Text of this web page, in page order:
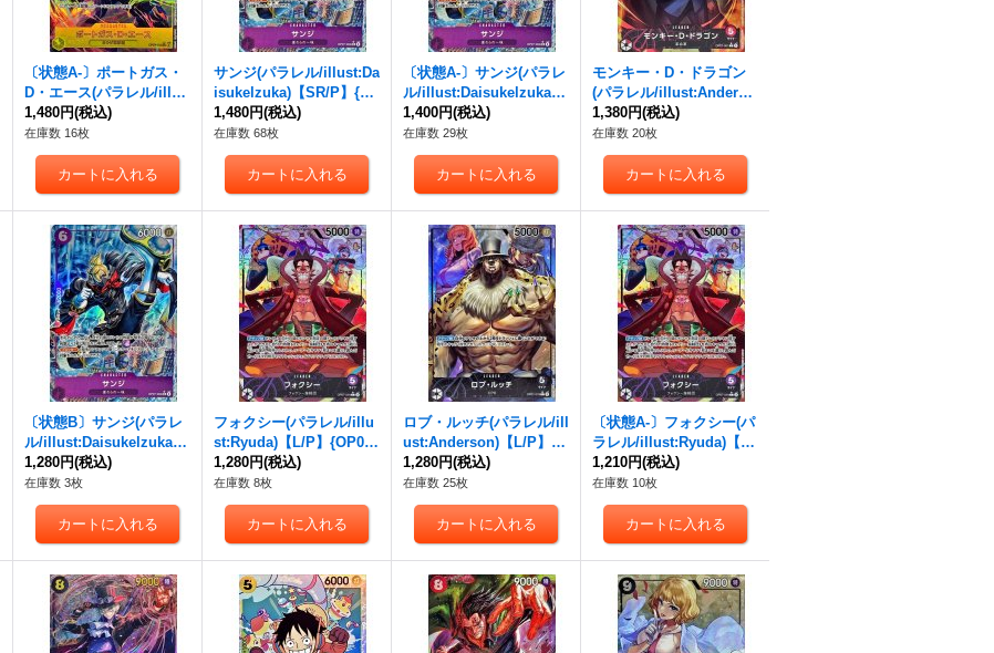
〔状態A-〕ポートガス・
D・エース(パラレル/illus
t:BISAI)【SEC/P】{OP0
7-119}
1,480円(税込)
在庫数 16枚
サンジ(パラレル/illust:Da
isukelzuka)【SR/P】{O
P07-064}
1,480円(税込)
在庫数 68枚
〔状態A-〕サンジ(パラレ
ル/illust:Daisukelzuka)
【SR/P】{OP07-064}
1,400円(税込)
在庫数 29枚
モンキー・D・ドラゴン
(パラレル/illust:Anderso
n)【L/P】{OP07-001}
1,380円(税込)
在庫数 20枚
〔状態B〕サンジ(パラレ
ル/illust:Daisukelzuka)
【SR/P】{OP07-064}
1,280円(税込)
在庫数 3枚
フォクシー(パラレル/illu
st:Ryuda)【L/P】{OP07-
059}
1,280円(税込)
在庫数 8枚
ロブ・ルッチ(パラレル/ill
ust:Anderson)【L/P】{O
P07-079}
1,280円(税込)
在庫数 25枚
〔状態A-〕フォクシー(パ
ラレル/illust:Ryuda)【L/
P】{OP07-059}
1,210円(税込)
在庫数 10枚